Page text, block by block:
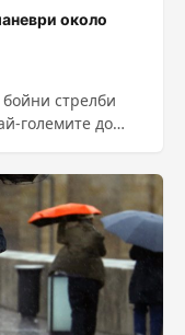
около
стрелби
големите до